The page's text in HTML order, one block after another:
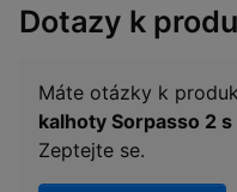
Dotazy k
Máte otázky k
kalhoty Sorpasso 2
Zeptejte se.